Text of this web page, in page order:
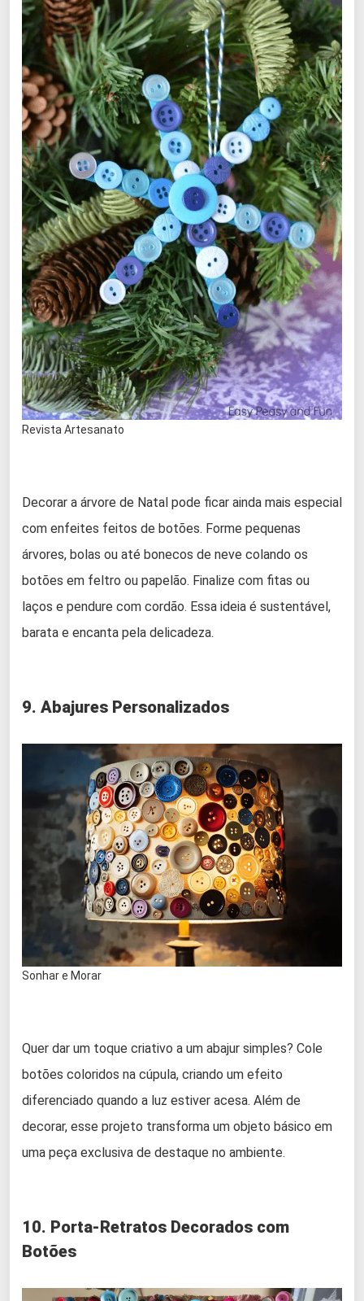
Revista Artesanato
Decorar a árvore de Natal pode ficar ainda mais especial
com enfeites feitos de botões. Forme pequenas
árvores, bolas ou até bonecos de neve colando os
botões em feltro ou papelão. Finalize com fitas ou
laços e pendure com cordão. Essa ideia é sustentável,
barata e encanta pela delicadeza.
9. Abajures Personalizados
Sonhar e Morar
Quer dar um toque criativo a um abajur simples? Cole
botões coloridos na cúpula, criando um efeito
diferenciado quando a luz estiver acesa. Além de
decorar, esse projeto transforma um objeto básico em
uma peça exclusiva de destaque no ambiente.
10. Porta-Retratos Decorados com
Botões